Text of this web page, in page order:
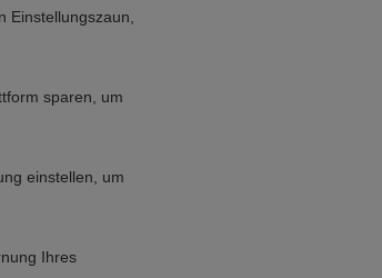
Einstellungszaun,
sparen, um
einstellen, um
Ihres